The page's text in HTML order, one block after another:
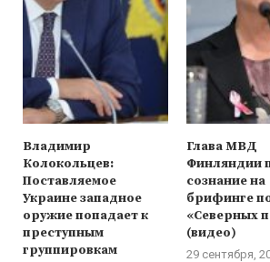
опроверг сообщения
против группировки о
нарушениях прав...
20 сентября, 2021
Владимир
Колокольцев:
Поставляемое
Украине западное
оружие попадает к
преступным
группировкам
Глава МВД
Финляндии
сознание на
брифинге
«Северных
(видео)
29 сентября,